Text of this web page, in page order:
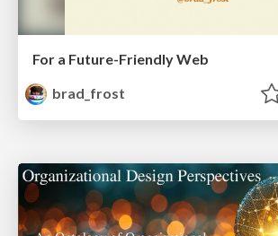
For a Future-Friendly Web
brad_frost